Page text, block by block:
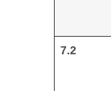
7.2